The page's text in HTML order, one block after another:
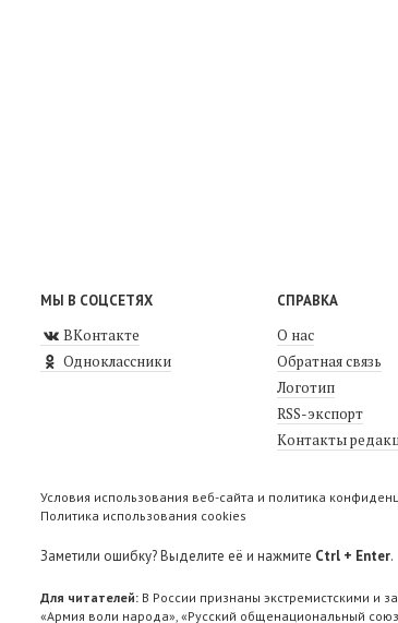
МЫ В СОЦСЕТЯХ
ВКонтакте
Одноклассники
СПРАВКА
О нас
Обратная связь
Логотип
RSS-экспорт
Контакты
Условия использования веб-сайта и политика
Политика использования cookies
Заметили ошибку? Выделите её и нажмите Ctrl + Enter.
Для читателей: В России признаны экстремистскими и
«Армия воли народа», «Русский общенациональный